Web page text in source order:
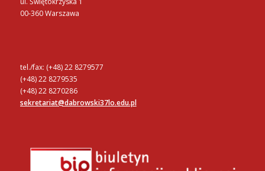
00-360 Warszawa
tel./fax: (+48) 22 8279577
(+48) 22 8279535
(+48) 22 8270286
sekretariat@dabrowski37lo.edu.pl